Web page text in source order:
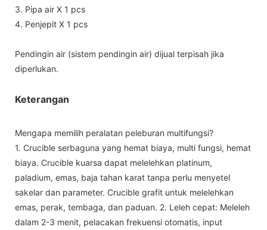
3. Pipa air X 1 pcs
4. Penjepit X 1 pcs
Pendingin air (sistem pendingin air) dijual terpisah jika
diperlukan.
Keterangan
Mengapa memilih peralatan peleburan multifungsi?
1. Crucible serbaguna yang hemat biaya, multi fungsi, hemat
biaya. Crucible kuarsa dapat melelehkan platinum,
paladium, emas, baja tahan karat tanpa perlu menyetel
sakelar dan parameter. Crucible grafit untuk melelehkan
emas, perak, tembaga, dan paduan. 2. Leleh cepat: Meleleh
dalam 2-3 menit, pelacakan frekuensi otomatis, input